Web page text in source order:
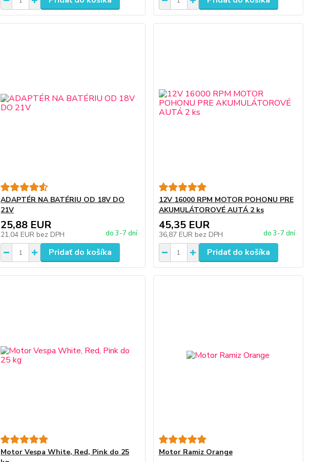
ADAPTÉR NA BATÉRIU OD 18V DO
21V
25,88 EUR
21,04 EUR bez DPH do 3-7 dní
Pridať do košíka
12V 16000 RPM MOTOR POHONU PRE
AKUMULÁTOROVÉ AUTÁ 2 ks
45,35 EUR
36,87 EUR bez DPH do 3-7 dní
Pridať do košíka
Motor Vespa White, Red, Pink do 25
Motor Ramiz Orange